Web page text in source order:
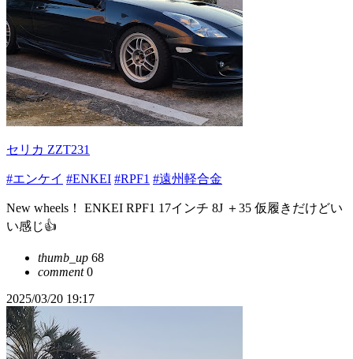
セリカ ZZT231
#エンケイ #ENKEI #RPF1 #遠州軽合金
New wheels！ ENKEI RPF1 17インチ 8J ＋35 仮履きだけどい
い感じ👍
thumb_up 68
comment0
2025/03/20 19:17